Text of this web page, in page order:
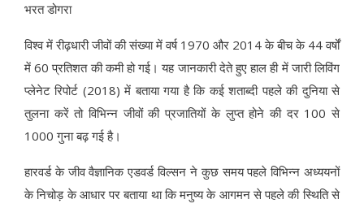
भरत डोगरा
विश्व में रीढ़धारी जीवों की संख्या में वर्ष 1970 और 2014 के बीच के 44 वर्षों
में 60 प्रतिशत की कमी हो गई। यह जानकारी देते हुए हाल ही में जारी लिविंग
प्लेनेट रिपोर्ट (2018) में बताया गया है कि कई शताब्दी पहले की दुनिया से
तुलना करें तो विभिन्न जीवों की प्रजातियों के लुप्त होने की दर 100 से
1000 गुना बढ़ गई है।
हारवर्ड के जीव वैज्ञानिक एडवर्ड विल्सन ने कुछ समय पहले विभिन्न अध्ययनों
के निचोड़ के आधार पर बताया था कि मनुष्य के आगमन से पहले की स्थिति से